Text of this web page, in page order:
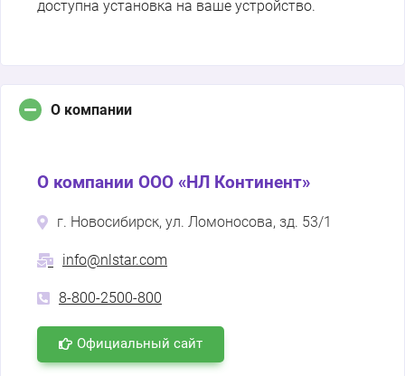
доступна установка на ваше устройство.
О компании
О компании ООО «НЛ Континент»
г. Новосибирск, ул. Ломоносова, зд. 53/1
info@nlstar.com
8-800-2500-800
Официальный сайт